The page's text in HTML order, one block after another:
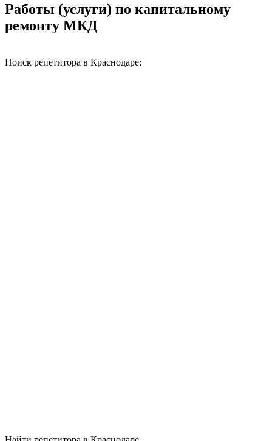
Работы (услуги) по капитальному
ремонту МКД
Поиск репетитора в Краснодаре: